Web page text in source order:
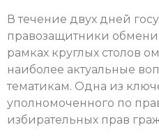
В течение двух дней
правозащитники
рамках круглых столов
наиболее актуальные
тематикам. Одна из
уполномоченного по
избирательных прав